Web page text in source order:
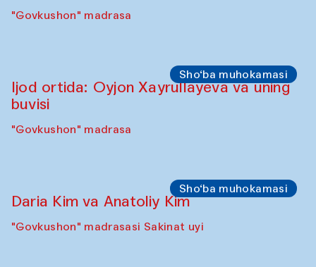
"Govkushon" madrasa
Sho‘ba muhokamasi
Ijod ortida: Oyjon Xayrullayeva va uning
buvisi
"Govkushon" madrasa
Sho‘ba muhokamasi
Daria Kim va Anatoliy Kim
"Govkushon" madrasasi Sakinat uyi